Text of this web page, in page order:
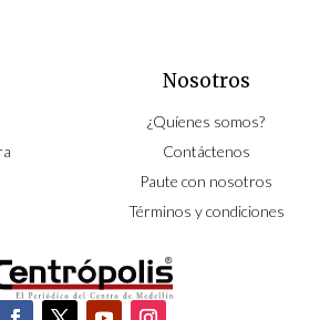
Nosotros
¿Quíenes somos?
Contáctenos
Paute con nosotros
Términos y condiciones